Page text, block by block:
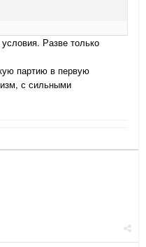
Разве только
партию в первую
с сильными